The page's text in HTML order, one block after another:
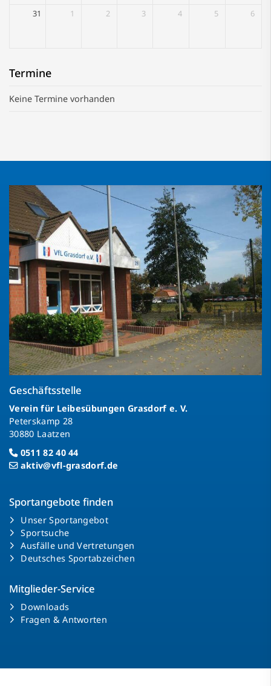
31 1 2 3 4 5 6
Termine
Keine Termine vorhanden
Geschäftsstelle
Verein für Leibesübungen Grasdorf e. V.
Peterskamp 28
30880 Laatzen
0511 82 40 44
aktiv@vfl-grasdorf.de
Sportangebote finden
Unser Sportangebot
Sportsuche
Ausfälle und Vertretungen
Deutsches Sportabzeichen
Mitglieder-Service
Downloads
Fragen & Antworten